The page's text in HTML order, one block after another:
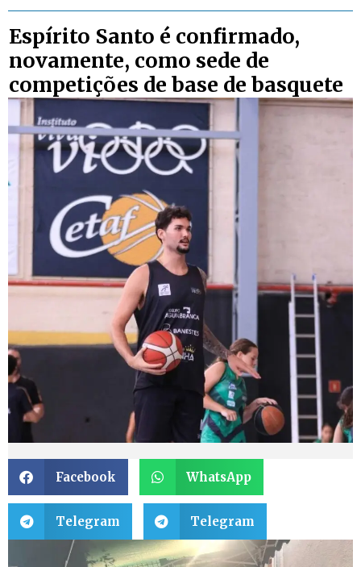
Espírito Santo é confirmado,
novamente, como sede de
competições de base de basquete
Facebook WhatsApp
Telegram Telegram